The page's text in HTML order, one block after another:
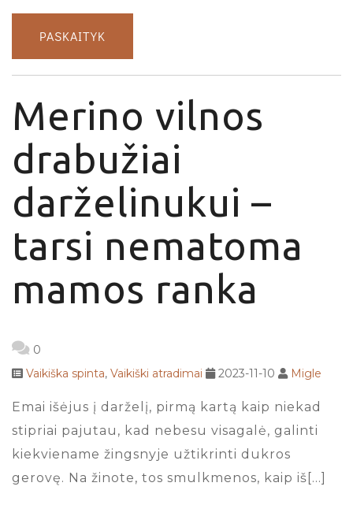
PASKAITYK
Merino vilnos
drabužiai
darželinukui –
tarsi nematoma
mamos ranka
0
Vaikiška spinta, Vaikiški atradimai 2023-11-10 Migle
Emai išėjus į darželį, pirmą kartą kaip niekad
stipriai pajutau, kad nebesu visagalė, galinti
kiekviename žingsnyje užtikrinti dukros
gerovę. Na žinote, tos smulkmenos, kaip iš[…]